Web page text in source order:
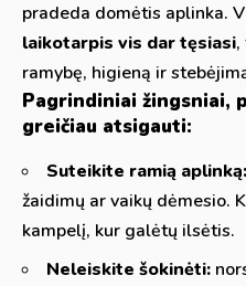
pradeda domėtis aplinka.
laikotarpis vis dar tęsiasi
ramybę, higieną ir
Pagrindiniai žingsniai,
greičiau atsigauti:
Suteikite ramią aplinką:
žaidimų ar vaikų dėmesio.
kampelį, kur galėtų ilsėtis.
Neleiskite šokinėti: